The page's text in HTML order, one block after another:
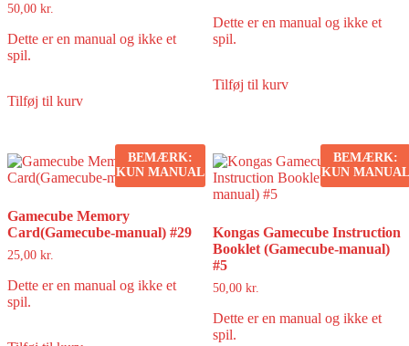
50,00 kr.
Dette er en manual og ikke et
spil.
Tilføj til kurv
Dette er en manual og ikke et
spil.
Tilføj til kurv
BEMÆRK:
KUN MANUAL
Gamecube Memory
Card(Gamecube-manual) #29
25,00 kr.
Dette er en manual og ikke et
spil.
BEMÆRK:
KUN MANUAL
Kongas Gamecube Instruction
Booklet (Gamecube-manual)
#5
50,00 kr.
Dette er en manual og ikke et
spil.